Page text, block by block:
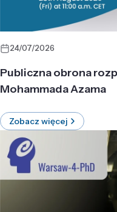
24/07/2026
Publiczna obrona
Mohammada Azama
Zobacz więcej